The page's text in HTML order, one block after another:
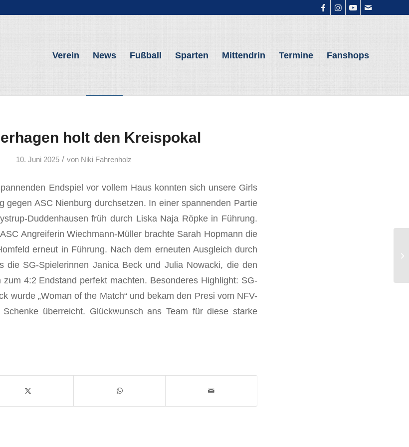
Verein News Fußball Sparten Mittendrin Termine Fanshops
holt den Kreispokal
10. Juni 2025 / von Niki Fahrenholz
Endspiel vor vollem Haus konnten sich unsere Girls
gegen ASC Nienburg durchsetzen. In einer spannenden Partie
Duddenhausen früh durch Liska Naja Röpke in Führung.
Angreiferin Wiechmann-Müller brachte Sarah Hopmann die
erneut in Führung. Nach dem erneuten Ausgleich durch
die SG-Spielerinnen Janica Beck und Julia Nowacki, die den
4:2 Endstand perfekt machten. Besonderes Highlight: SG-
wurde „Woman of the Match“ und bekam den Presi vom NFV-
Schenke überreicht. Glückwunsch ans Team für diese starke